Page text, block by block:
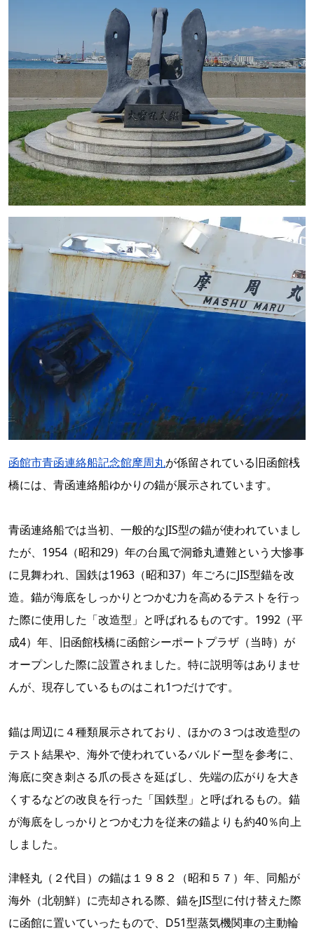
函館市青函連絡船記念館摩周丸が係留されている旧函館桟
橋には、青函連絡船ゆかりの錨が展示されています。
青函連絡船では当初、一般的なJIS型の錨が使われていまし
たが、1954（昭和29）年の台風で洞爺丸遭難という大惨事
に見舞われ、国鉄は1963（昭和37）年ごろにJIS型錨を改
造。錨が海底をしっかりとつかむ力を高めるテストを行っ
た際に使用した「改造型」と呼ばれるものです。1992（平
成4）年、旧函館桟橋に函館シーポートプラザ（当時）が
オープンした際に設置されました。特に説明等はありませ
んが、現存しているものはこれ1つだけです。
錨は周辺に４種類展示されており、ほかの３つは改造型の
テスト結果や、海外で使われているバルドー型を参考に、
海底に突き刺さる爪の長さを延ばし、先端の広がりを大き
くするなどの改良を行った「国鉄型」と呼ばれるもの。錨
が海底をしっかりとつかむ力を従来の錨よりも約40％向上
しました。
津軽丸（２代目）の錨は１９８２（昭和５７）年、同船が
海外（北朝鮮）に売却される際、錨をJIS型に付け替えた際
に函館に置いていったもので、Ⅾ51型蒸気機関車の主動輪